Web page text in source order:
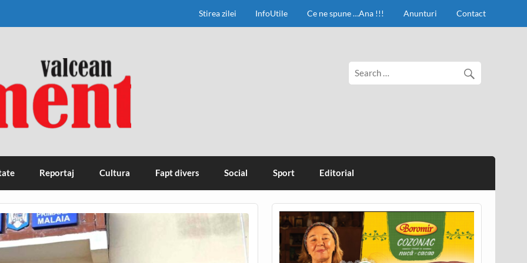
Stirea zilei InfoUtile Ce ne spune …Ana !!! Anunturi Contact
Reportaj Cultura Fapt divers Social Sport Editorial